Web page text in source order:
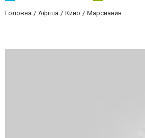
Головна Афіша Кино Марсианин